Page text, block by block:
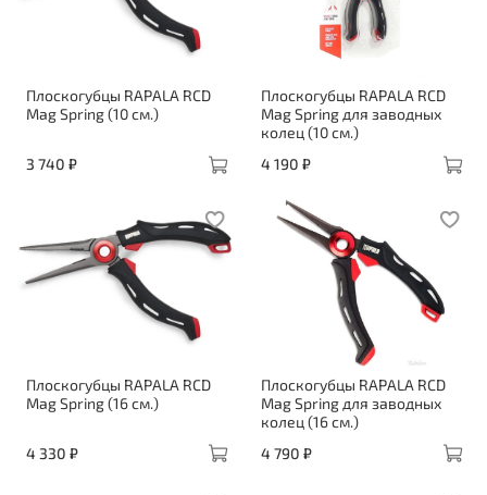
Плоскогубцы RAPALA RCD
Mag Spring (10 см.)
3 740 ₽
Плоскогубцы RAPALA RCD
Mag Spring для заводных
колец (10 см.)
4 190 ₽
Плоскогубцы RAPALA RCD
Mag Spring (16 см.)
4 330 ₽
Плоскогубцы RAPALA RCD
Mag Spring для заводных
колец (16 см.)
4 790 ₽